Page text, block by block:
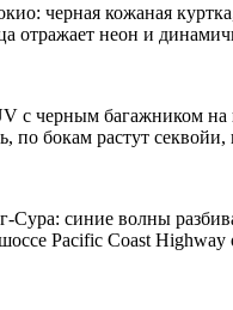
черная кожаная
отражает неон и
с черным багажником на
по бокам растут
синие волны
Pacific Coast